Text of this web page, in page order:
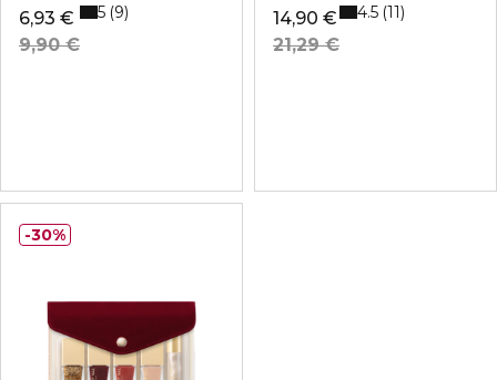
6,93 €
9,90 €
5 9
14,90 €
21,29 €
4.5 11
30%